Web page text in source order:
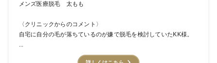
メンズ医療脱毛 太もも
〈クリニックからのコメント〉
自宅に自分の毛が落ちているのが嫌で脱毛を検討していたKK様。
...